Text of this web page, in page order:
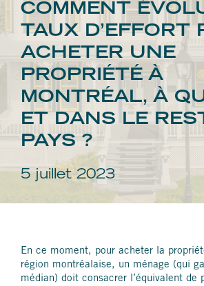
COMMENT
TAUX D’EFFORT
ACHETER UNE
PROPRIÉTÉ À
MONTRÉAL, À
ET DANS LE
PAYS ?
5 juillet 2023
En ce moment, pour acheter la
région montréalaise, un ménage (qui
médian) doit consacrer l’équivalent de